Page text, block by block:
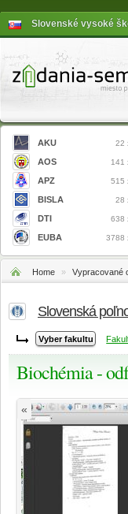
Slovenské vysoké
AKU 22
AOS 141
APZ 515
BISLA 28
DTI 638
EUBA 3788
Home » Vypracované
Slovenská
Biochémia -
«